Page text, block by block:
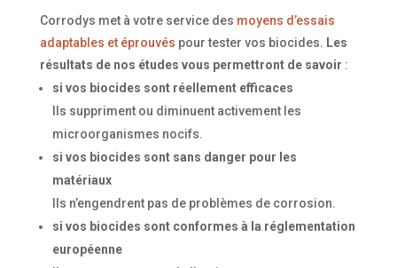
Corrodys met à votre service des moyens d’essais
adaptables et éprouvés pour tester vos biocides. Les
résultats de nos études vous permettront de savoir :
si vos biocides sont réellement efficaces
Ils suppriment ou diminuent activement les
microorganismes nocifs.
si vos biocides sont sans danger pour les
matériaux
Ils n’engendrent pas de problèmes de corrosion.
si vos biocides sont conformes à la réglementation
européenne